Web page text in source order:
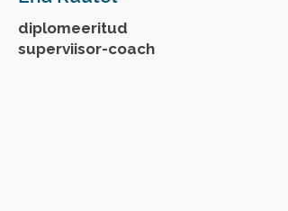
diplomeeritud
superviisor-coach